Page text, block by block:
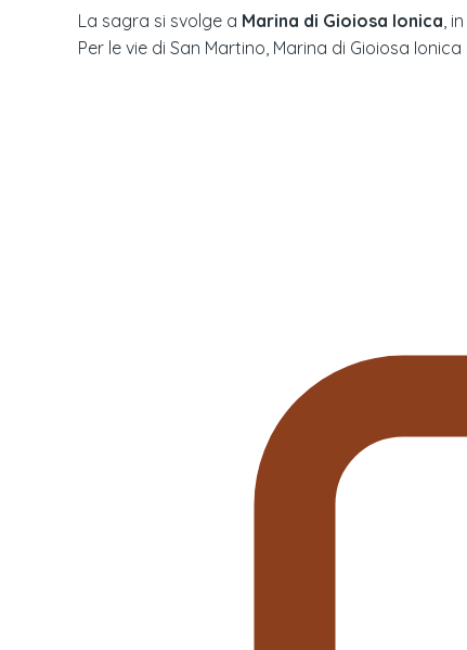
La sagra si svolge a Marina di Gioiosa Ionica ,
Per le vie di San Martino, Marina di Gioiosa